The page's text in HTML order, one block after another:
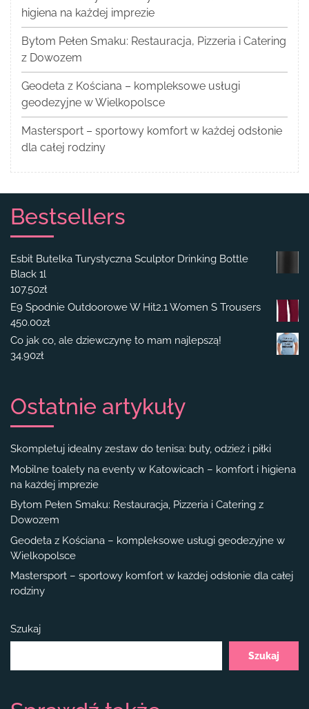
higiena na każdej imprezie
Bytom Pełen Smaku: Restauracja, Pizzeria i Catering
z Dowozem
Geodeta z Kościana – kompleksowe usługi
geodezyjne w Wielkopolsce
Mastersport – sportowy komfort w każdej odsłonie
dla całej rodziny
Bestsellers
Esbit Butelka Turystyczna Sculptor Drinking Bottle
Black 1l
107.50zł
E9 Spodnie Outdoorowe W Hit2.1 Women S Trousers
450.00zł
Co jak co, ale dziewczynę to mam najlepszą!
34.90zł
Ostatnie artykuły
Skompletuj idealny zestaw do tenisa: buty, odzież i piłki
Mobilne toalety na eventy w Katowicach – komfort i higiena
na każdej imprezie
Bytom Pełen Smaku: Restauracja, Pizzeria i Catering z
Dowozem
Geodeta z Kościana – kompleksowe usługi geodezyjne w
Wielkopolsce
Mastersport – sportowy komfort w każdej odsłonie dla całej
rodziny
Szukaj
Szukaj